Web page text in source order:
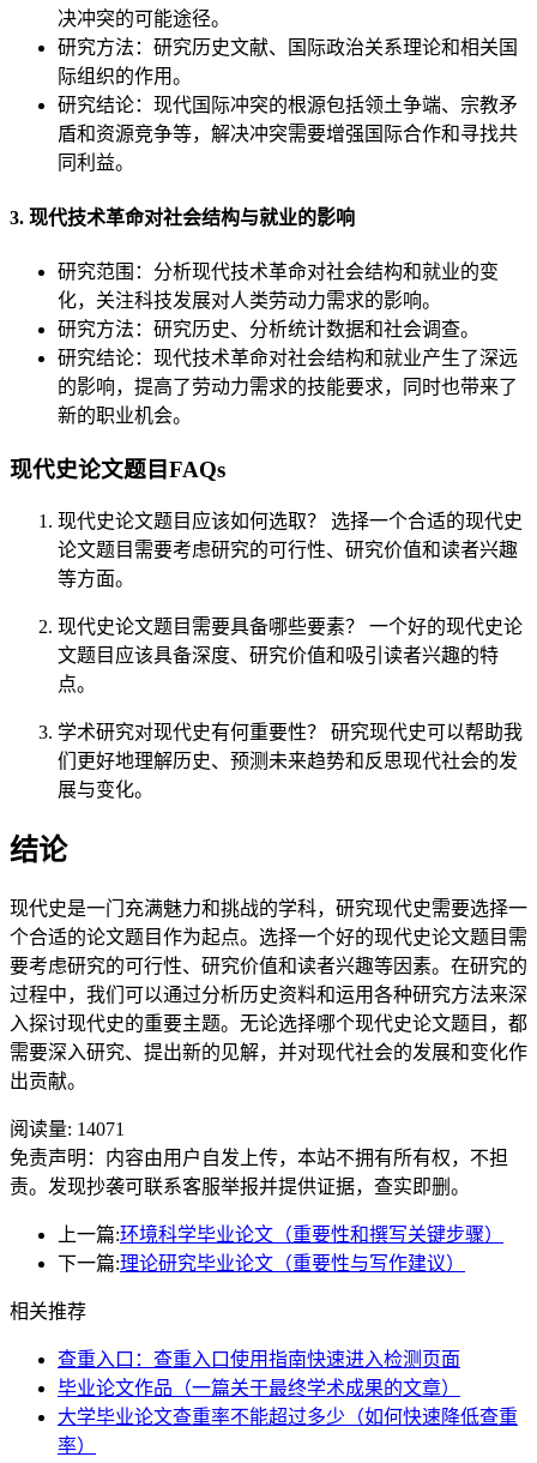
决冲突的可能途径。
研究方法：研究历史文献、国际政治关系理论和相关国
际组织的作用。
研究结论：现代国际冲突的根源包括领土争端、宗教矛
盾和资源竞争等，解决冲突需要增强国际合作和寻找共
同利益。
3. 现代技术革命对社会结构与就业的影响
研究范围：分析现代技术革命对社会结构和就业的变
化，关注科技发展对人类劳动力需求的影响。
研究方法：研究历史、分析统计数据和社会调查。
研究结论：现代技术革命对社会结构和就业产生了深远
的影响，提高了劳动力需求的技能要求，同时也带来了
新的职业机会。
现代史论文题目FAQs
现代史论文题目应该如何选取？ 选择一个合适的现代史
论文题目需要考虑研究的可行性、研究价值和读者兴趣
等方面。
现代史论文题目需要具备哪些要素？ 一个好的现代史论
文题目应该具备深度、研究价值和吸引读者兴趣的特
点。
学术研究对现代史有何重要性？ 研究现代史可以帮助我
们更好地理解历史、预测未来趋势和反思现代社会的发
展与变化。
结论
现代史是一门充满魅力和挑战的学科，研究现代史需要选择一
个合适的论文题目作为起点。选择一个好的现代史论文题目需
要考虑研究的可行性、研究价值和读者兴趣等因素。在研究的
过程中，我们可以通过分析历史资料和运用各种研究方法来深
入探讨现代史的重要主题。无论选择哪个现代史论文题目，都
需要深入研究、提出新的见解，并对现代社会的发展和变化作
出贡献。
阅读量: 14071
免责声明：内容由用户自发上传，本站不拥有所有权，不担
责。发现抄袭可联系客服举报并提供证据，查实即删。
上一篇:环境科学毕业论文（重要性和撰写关键步骤）
下一篇:理论研究毕业论文（重要性与写作建议）
相关推荐
查重入口：查重入口使用指南快速进入检测页面
毕业论文作品（一篇关于最终学术成果的文章）
大学毕业论文查重率不能超过多少（如何快速降低查重
率）